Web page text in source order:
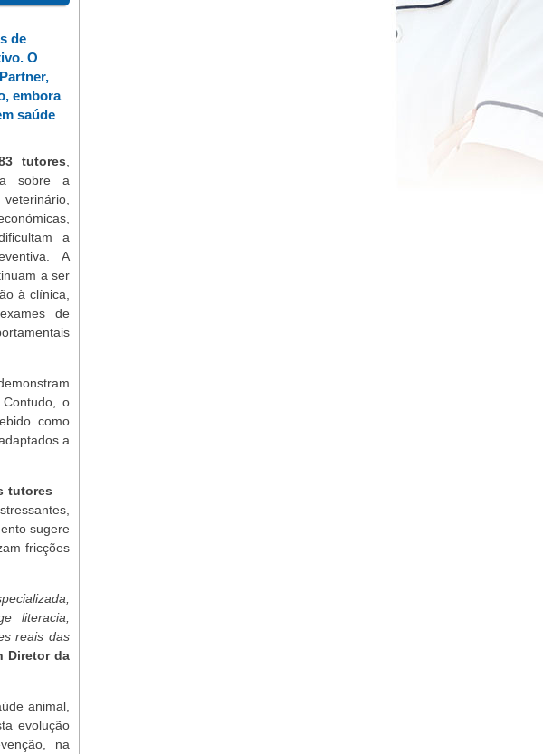
de
O
embora
saúde
tutores
sobre a
a
A
a ser
à clínica,
de
o
como
a
tutores —
sugere
fricções
literacia,
reais das
Diretor da
animal,
evolução
na